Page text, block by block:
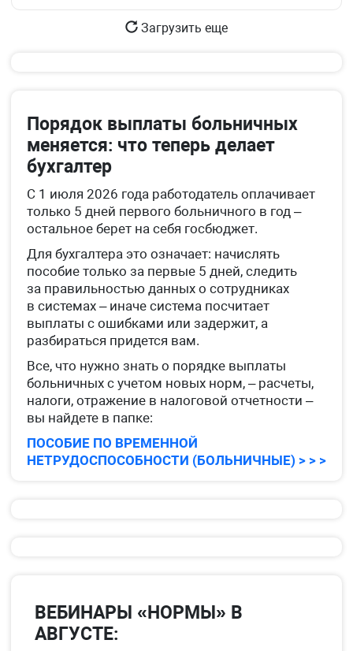
Загрузить еще
Порядок выплаты больничных
меняется: что теперь делает
бухгалтер
С 1 июля 2026 года работодатель оплачивает
только 5 дней первого больничного в год –
остальное берет на себя госбюджет.
Для бухгалтера это означает: начислять
пособие только за первые 5 дней, следить
за правильностью данных о сотрудниках
в системах – иначе система посчитает
выплаты с ошибками или задержит, а
разбираться придется вам.
Все, что нужно знать о порядке выплаты
больничных с учетом новых норм, – расчеты,
налоги, отражение в налоговой отчетности –
вы найдете в папке:
ПОСОБИЕ ПО ВРЕМЕННОЙ
НЕТРУДОСПОСОБНОСТИ (БОЛЬНИЧНЫЕ) > > >
ВЕБИНАРЫ «НОРМЫ» В
АВГУСТЕ: